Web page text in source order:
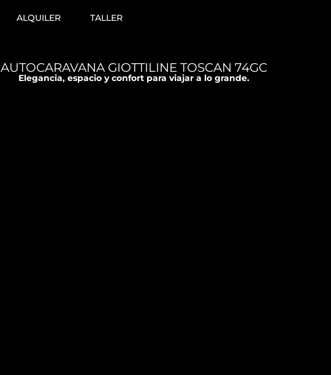
ALQUILER TALLER
AUTOCARAVANA GIOTTILINE TOSCAN 74GC
Elegancia, espacio y confort para viajar a lo grande.